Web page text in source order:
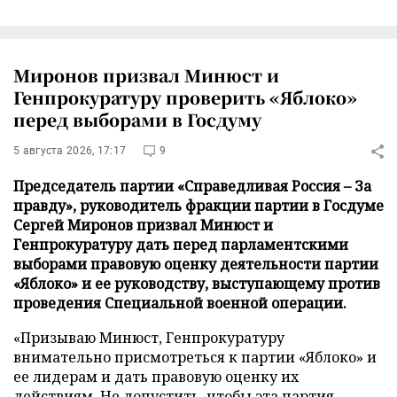
Миронов призвал Минюст и
Генпрокуратуру проверить «Яблоко»
перед выборами в Госдуму
5 августа 2026, 17:17 9
Председатель партии «Справедливая Россия – За
правду», руководитель фракции партии в Госдуме
Сергей Миронов призвал Минюст и
Генпрокуратуру дать перед парламентскими
выборами правовую оценку деятельности партии
«Яблоко» и ее руководству, выступающему против
проведения Специальной военной операции.
«Призываю Минюст, Генпрокуратуру
внимательно присмотреться к партии «Яблоко» и
ее лидерам и дать правовую оценку их